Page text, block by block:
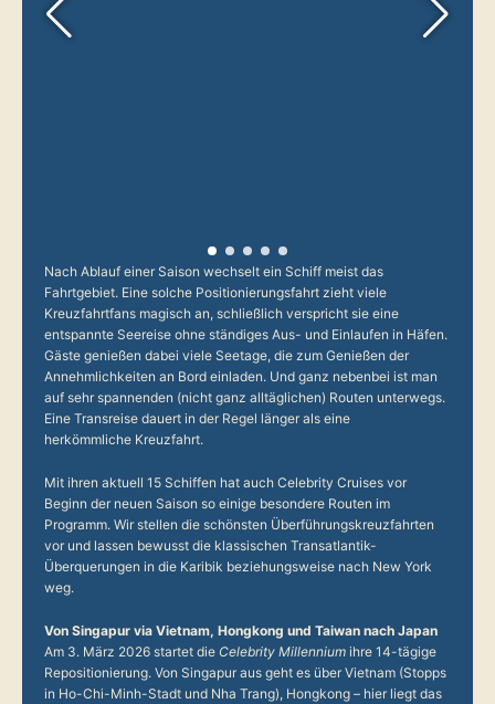
Nach Ablauf einer Saison wechselt ein Schiff meist das
Fahrtgebiet. Eine solche Positionierungsfahrt zieht viele
Kreuzfahrtfans magisch an, schließlich verspricht sie eine
entspannte Seereise ohne ständiges Aus- und Einlaufen in Häfen.
Gäste genießen dabei viele Seetage, die zum Genießen der
Annehmlichkeiten an Bord einladen. Und ganz nebenbei ist man
auf sehr spannenden (nicht ganz alltäglichen) Routen unterwegs.
Eine Transreise dauert in der Regel länger als eine
herkömmliche Kreuzfahrt.
Mit ihren aktuell 15 Schiffen hat auch Celebrity Cruises vor
Beginn der neuen Saison so einige besondere Routen im
Programm. Wir stellen die schönsten Überführungskreuzfahrten
vor und lassen bewusst die klassischen Transatlantik-
Überquerungen in die Karibik beziehungsweise nach New York
weg.
Von Singapur via Vietnam, Hongkong und Taiwan nach Japan
Am 3. März 2026 startet die Celebrity Millennium ihre 14-tägige
Repositionierung. Von Singapur aus geht es über Vietnam (Stopps
in Ho-Chi-Minh-Stadt und Nha Trang), Hongkong – hier liegt das